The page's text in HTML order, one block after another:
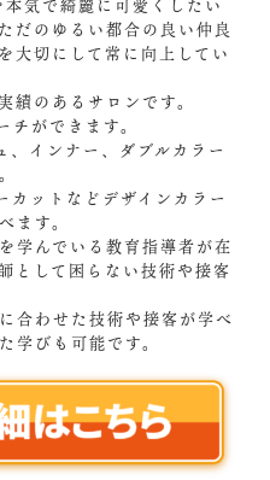
気で綺麗に可愛くしたい
だのゆるい都合の良い仲良
大切にして常に向上してい
績のあるサロンです。
ができます。
、インナー、ダブルカラー
カットなどデザインカラー
ます。
学んでいる教育指導者が在
として困らない技術や接客
合わせた技術や接客が学べ
学びも可能です。